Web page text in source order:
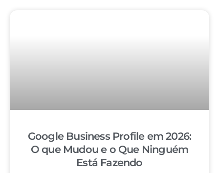
Google Business Profile em 2026:
O que Mudou e o Que Ninguém
Está Fazendo